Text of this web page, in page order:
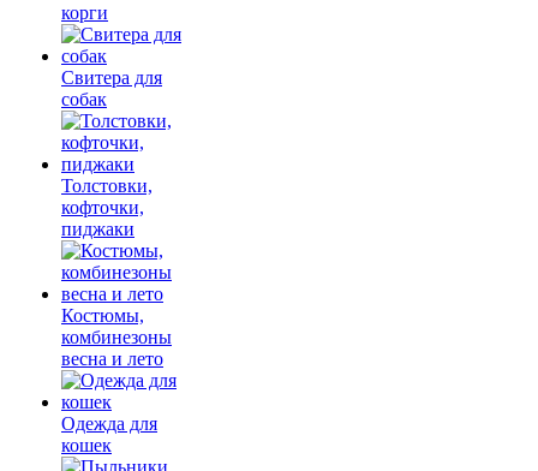
корги
Свитера для
собак
Толстовки,
кофточки,
пиджаки
Костюмы,
комбинезоны
весна и лето
Одежда для
кошек